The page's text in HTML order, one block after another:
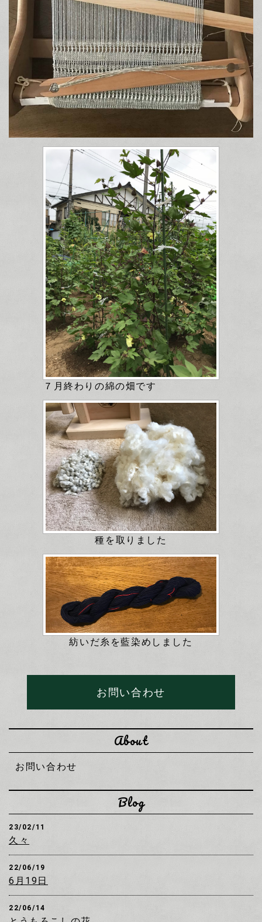
７月終わりの綿の畑です
種を取りました
紡いだ糸を藍染めしました
お問い合わせ
About
お問い合わせ
Blog
23/02/11
久々
22/06/19
6月19日
22/06/14